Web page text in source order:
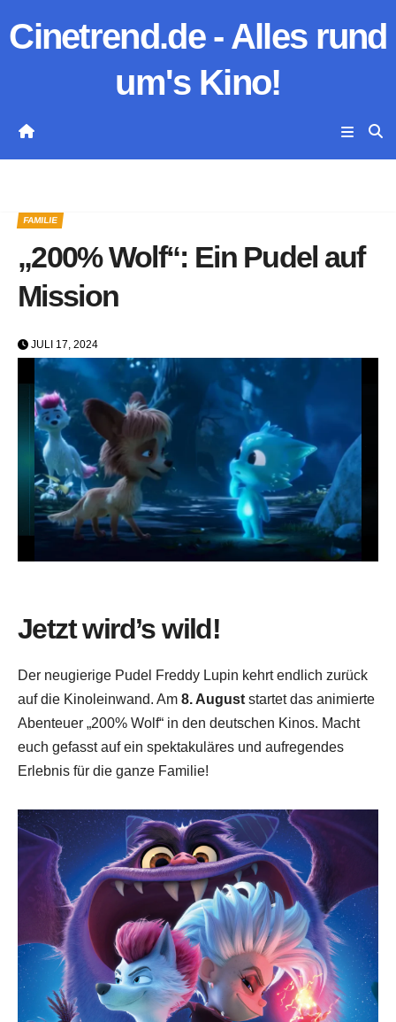
Inhalt
Cinetrend.de - Alles rund
um's Kino!
FAMILIE
„200% Wolf“: Ein Pudel auf
Mission
JULI 17, 2024
Jetzt wird’s wild!
Der neugierige Pudel Freddy Lupin kehrt endlich zurück
auf die Kinoleinwand. Am 8. August startet das animierte
Abenteuer „200% Wolf“ in den deutschen Kinos. Macht
euch gefasst auf ein spektakuläres und aufregendes
Erlebnis für die ganze Familie!